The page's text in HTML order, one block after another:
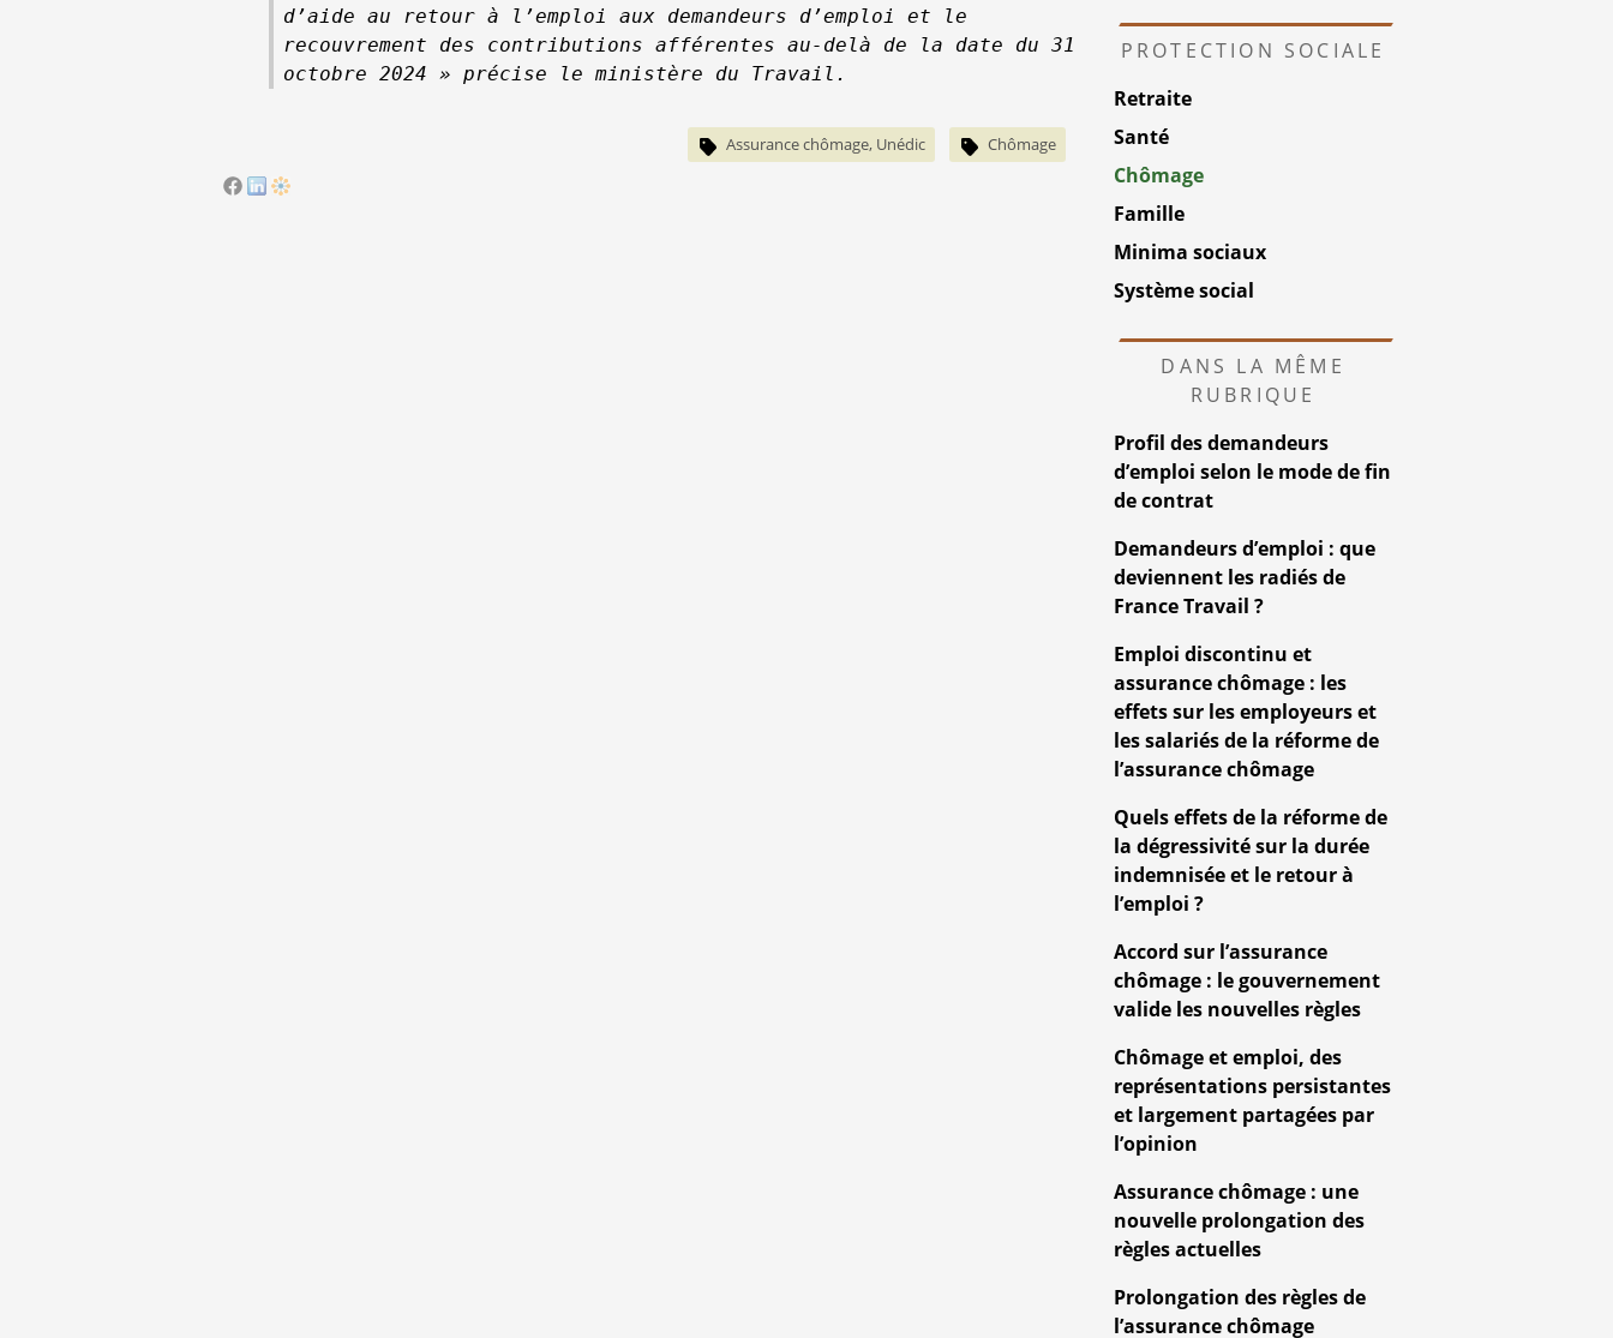
d’aide au retour à l’emploi aux demandeurs d’emploi et le
recouvrement des contributions afférentes au-delà de la date du 31
octobre 2024 » précise le ministère du Travail.
Assurance chômage, Unédic Chômage
PROTECTION SOCIALE
Retraite
Santé
Chômage
Famille
Minima sociaux
Système social
DANS LA MÊME
RUBRIQUE
Profil des demandeurs
d’emploi selon le mode de fin
de contrat
Demandeurs d’emploi : que
deviennent les radiés de
France Travail ?
Emploi discontinu et
assurance chômage : les
effets sur les employeurs et
les salariés de la réforme de
l’assurance chômage
Quels effets de la réforme de
la dégressivité sur la durée
indemnisée et le retour à
l’emploi ?
Accord sur l’assurance
chômage : le gouvernement
valide les nouvelles règles
Chômage et emploi, des
représentations persistantes
et largement partagées par
l’opinion
Assurance chômage : une
nouvelle prolongation des
règles actuelles
Prolongation des règles de
l’assurance chômage